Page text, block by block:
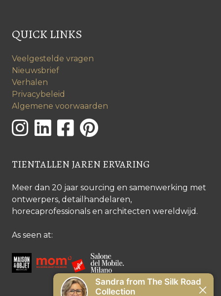
QUICK LINKS
Veelgestelde vragen
Nieuwsbrief
Verhalen
Privacybeleid
Algemene voorwaarden
TIENTALLEN JAREN ERVARING
Meer dan 20 jaar sourcing en samenwerking met
ontwerpers, detailhandelaren,
horecaprofessionals en architecten wereldwijd.
As seen at: